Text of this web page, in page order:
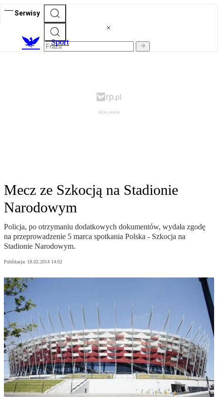
Serwisy
Sport
Mecz ze Szkocją na Stadionie
Narodowym
Policja, po otrzymaniu dodatkowych dokumentów, wydała zgodę
na przeprowadzenie 5 marca spotkania Polska - Szkocja na
Stadionie Narodowym.
Publikacja: 18.02.2014 14:02